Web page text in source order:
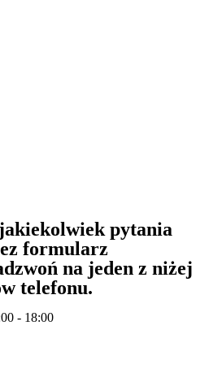
pytania
formularz
na jeden z niżej
telefonu.
- 18:00